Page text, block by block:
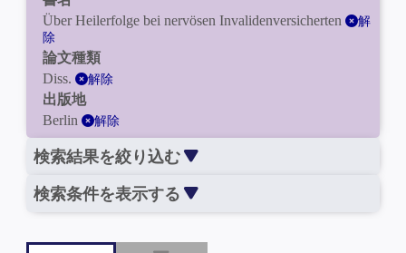
Über Heilerfolge bei nervösen Invalidenversicherten
解
除
論文種類
Diss.
解除
出版地
Berlin
解除
検索結果を絞り込む
検索条件を表示する